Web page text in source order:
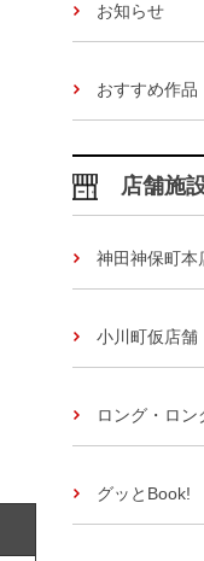
お知らせ
おすすめ作品
店舗施
神田神保町本
小川町仮店舗
ロング・ロン
グッとBook!